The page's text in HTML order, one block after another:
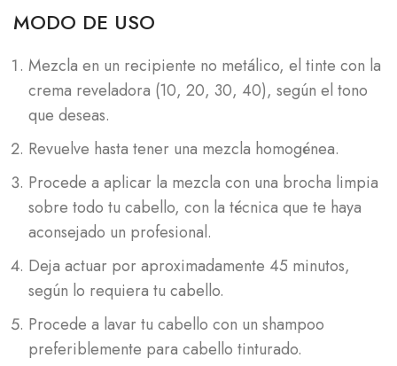
MODO DE USO
Mezcla en un recipiente no metálico, el tinte con la
crema reveladora (10, 20, 30, 40), según el tono
que deseas.
Revuelve hasta tener una mezcla homogénea.
Procede a aplicar la mezcla con una brocha limpia
sobre todo tu cabello, con la técnica que te haya
aconsejado un profesional.
Deja actuar por aproximadamente 45 minutos,
según lo requiera tu cabello.
Procede a lavar tu cabello con un shampoo
preferiblemente para cabello tinturado.